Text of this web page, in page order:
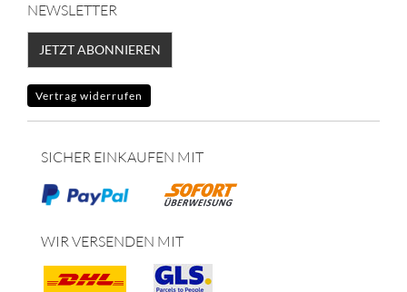
NEWSLETTER
JETZT ABONNIEREN
Vertrag widerrufen
SICHER EINKAUFEN MIT
WIR VERSENDEN MIT